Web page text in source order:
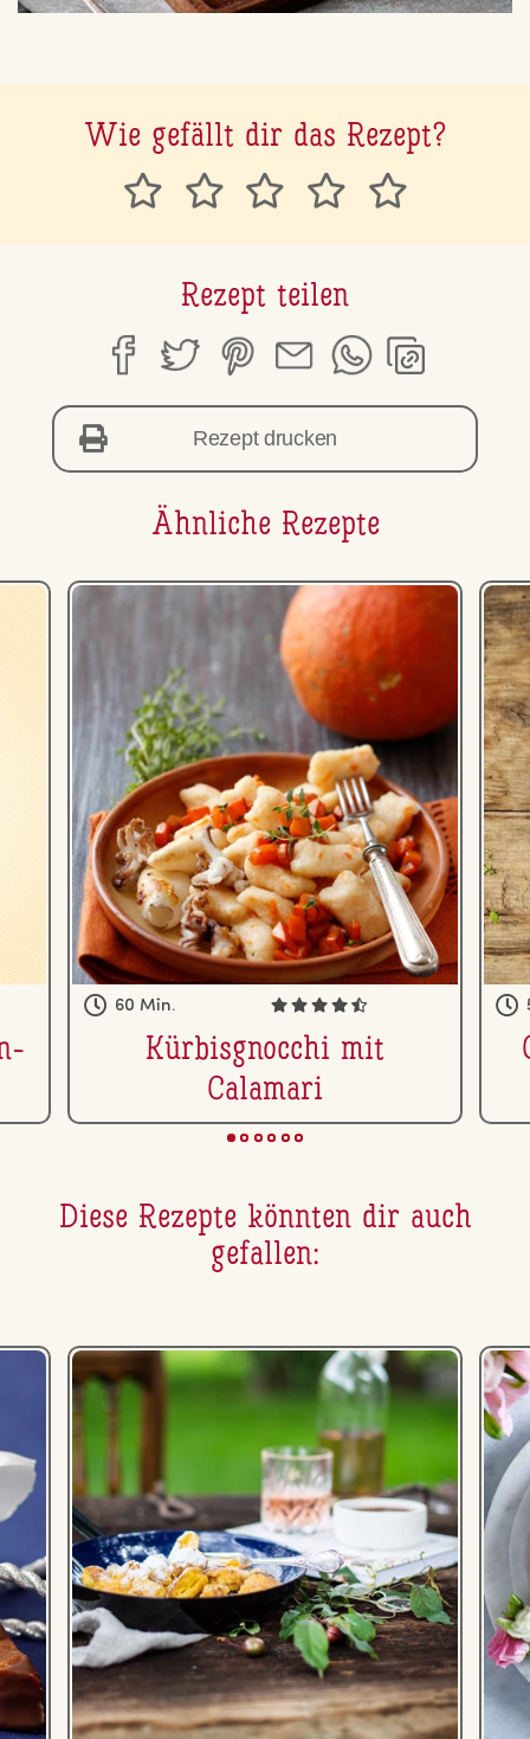
Wie gefällt dir das Rezept?
Rezept teilen
Rezept drucken
Ähnliche Rezepte
60 Min.
Kür­bis­gnoc­chi mit
Calamari
Diese Rezepte könnten dir auch
gefallen: